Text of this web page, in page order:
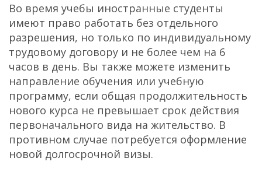
Во время учебы иностранные студенты
имеют право работать без отдельного
разрешения, но только по индивидуальному
трудовому договору и не более чем на 6
часов в день. Вы также можете изменить
направление обучения или учебную
программу, если общая продолжительность
нового курса не превышает срок действия
первоначального вида на жительство. В
противном случае потребуется оформление
новой долгосрочной визы.